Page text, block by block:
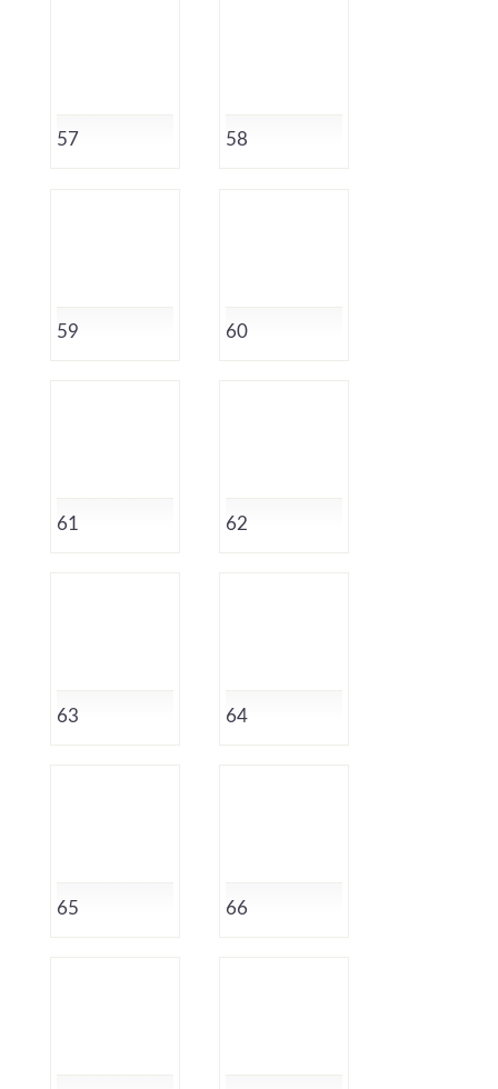
57 58
59 60
61 62
63 64
65 66